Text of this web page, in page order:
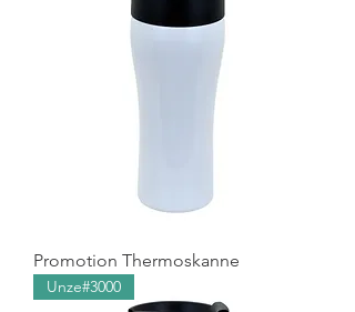
Promotion Thermoskanne
Unze#3000